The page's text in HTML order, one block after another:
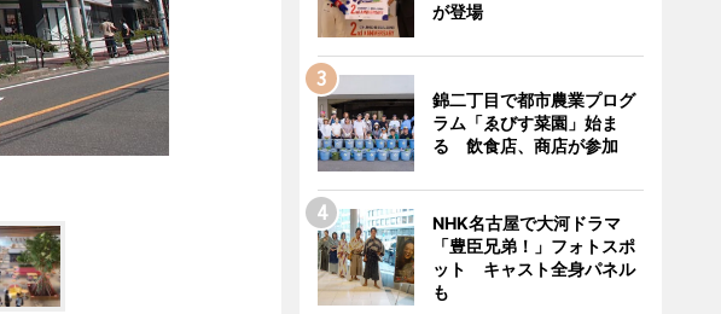
が登場
錦二丁目で都市農業プログ
ラム「ゑびす菜園」始ま
る 飲食店、商店が参加
NHK名古屋で大河ドラマ
「豊臣兄弟！」フォトスポ
ット キャスト全身パネル
も